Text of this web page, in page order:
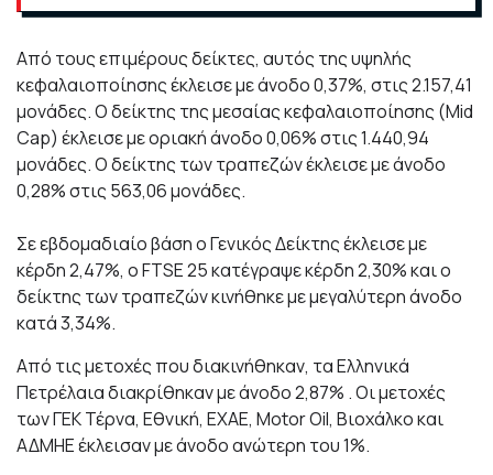
Από τους επιμέρους δείκτες, αυτός της υψηλής
κεφαλαιοποίησης έκλεισε με άνοδο 0,37%, στις 2.157,41
μονάδες. Ο δείκτης της μεσαίας κεφαλαιοποίησης (Mid
Cap) έκλεισε με οριακή άνοδο 0,06% στις 1.440,94
μονάδες. Ο δείκτης των τραπεζών έκλεισε με άνοδο
0,28% στις 563,06 μονάδες.
Σε εβδομαδιαίο βάση ο Γενικός Δείκτης έκλεισε με
κέρδη 2,47%, ο FTSE 25 κατέγραψε κέρδη 2,30% και ο
δείκτης των τραπεζών κινήθηκε με μεγαλύτερη άνοδο
κατά 3,34%.
Από τις μετοχές που διακινήθηκαν, τα Ελληνικά
Πετρέλαια διακρίθηκαν με άνοδο2,87% . Οι μετοχές
των ΓΕΚ Τέρνα, Εθνική, ΕΧΑΕ, Motor Oil, Βιοχάλκο και
ΑΔΜΗΕ έκλεισαν με άνοδο ανώτερη του 1%.